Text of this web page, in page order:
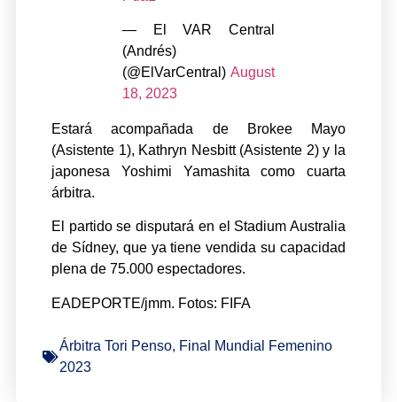
— El VAR Central
(Andrés)
(@ElVarCentral)August
18, 2023
Estará acompañada de Brokee Mayo
(Asistente 1), Kathryn Nesbitt (Asistente 2) y la
japonesa Yoshimi Yamashita como cuarta
árbitra.
El partido se disputará en el Stadium Australia
de Sídney, que ya tiene vendida su capacidad
plena de 75.000 espectadores.
EADEPORTE/jmm. Fotos: FIFA
Árbitra Tori Penso, Final Mundial Femenino
2023